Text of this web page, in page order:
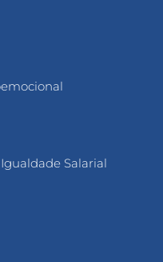
Salarial